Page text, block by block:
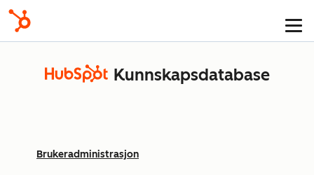
Kunnskapsdatabase
Brukeradministrasjon